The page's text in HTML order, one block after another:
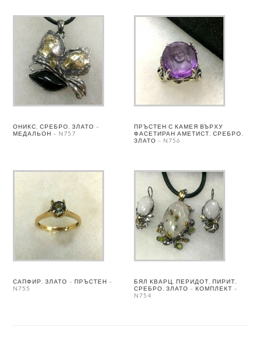
ОНИКС, СРЕБРО, ЗЛАТО –
МЕДАЛЬОН – N757
ПРЪСТЕН С КАМЕЯ ВЪРХУ
ФАСЕТИРАН АМЕТИСТ, СРЕБРО,
ЗЛАТО – N756
САПФИР, ЗЛАТО – ПРЪСТЕН –
N755
БЯЛ КВАРЦ, ПЕРИДОТ, ПИРИТ,
СРЕБРО, ЗЛАТО – КОМПЛЕКТ –
N754